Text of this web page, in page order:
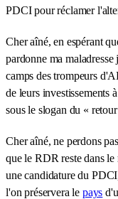
PDCI pour réclamer
Cher aîné, en espérant
pardonne ma
camps des trompeurs
de leurs investissements
sous le slogan du «
Cher aîné, ne perdons
que le RDR reste dans
une candidature du
l'on préservera le pays